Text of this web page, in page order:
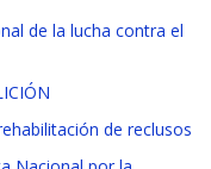
de la lucha contra el
de reclusos